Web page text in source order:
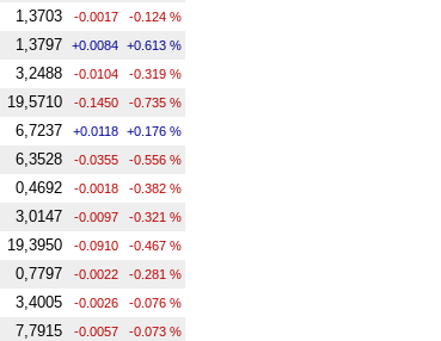
1,3703 -0.0017 -0.124 %
1,3797 +0.0084 +0.613 %
3,2488 -0.0104 -0.319 %
19,5710 -0.1450 -0.735 %
6,7237 +0.0118 +0.176 %
6,3528 -0.0355 -0.556 %
0,4692 -0.0018 -0.382 %
3,0147 -0.0097 -0.321 %
19,3950 -0.0910 -0.467 %
0,7797 -0.0022 -0.281 %
3,4005 -0.0026 -0.076 %
7,7915 -0.0057 -0.073 %